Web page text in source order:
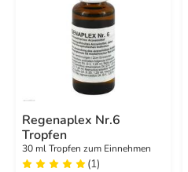
Regenaplex Nr.6
Tropfen
30 ml Tropfen zum Einnehmen
(1)